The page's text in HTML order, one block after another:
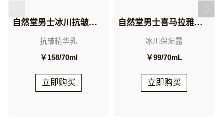
自然堂男士冰川抗皱焕亮精华乳
抗皱精华乳
￥158/70ml
立即购买
自然堂男士喜马拉雅冰川保湿露
冰川保湿露
￥99/70mL
立即购买